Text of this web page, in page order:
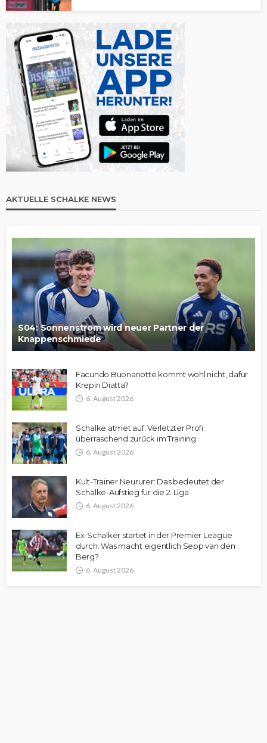
AKTUELLE SCHALKE NEWS
S04: Sonnenstrom wird neuer Partner der
Knappenschmiede
Facundo Buonanotte kommt wohl nicht, dafür
Krepin Diatta?
6. August 2026
Schalke atmet auf: Verletzter Profi
überraschend zurück im Training
6. August 2026
Kult-Trainer Neururer: Das bedeutet der
Schalke-Aufstieg für die 2. Liga
6. August 2026
Ex-Schalker startet in der Premier League
durch: Was macht eigentlich Sepp van den
Berg?
6. August 2026